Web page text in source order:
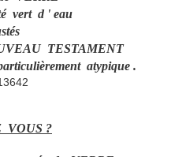
vert d ' eau
TESTAMENT
atypique .
VOUS ?